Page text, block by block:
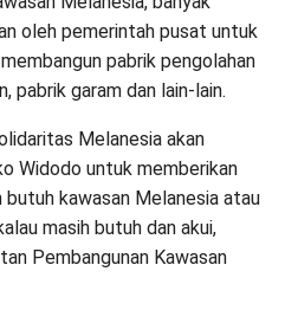
oleh pemerintah pusat untuk
pabrik pengolahan
pabrik garam dan lain-lain.
Melanesia akan
Widodo untuk memberikan
butuh kawasan Melanesia atau
masih butuh dan akui,
Pembangunan Kawasan